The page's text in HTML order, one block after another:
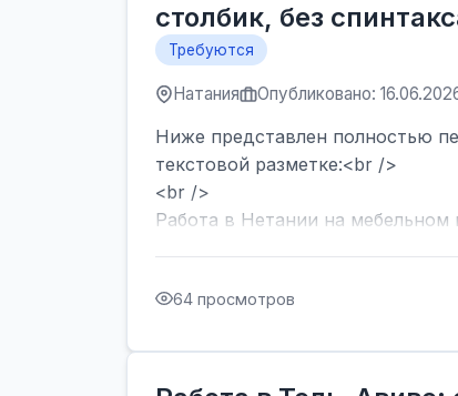
столбик, без
Требуются
Натания Опубликовано:
Ниже представлен полностью
текстовой разметке:<br />
<br />
Работа в Нетании на мебельном
64 просмотров